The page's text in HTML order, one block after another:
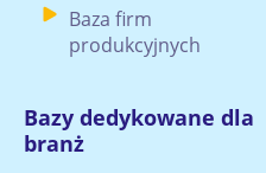
Baza firm
produkcyjnych
Bazy dedykowane dla
branż